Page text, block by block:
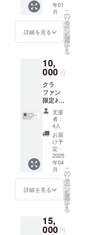
様向
け。 感
謝の気
持ちを
込め
メッ
セージ
をお送
りしま
す。 ※
このリ
ターン
は3000
円と
30000
円のリ
ターン
と同じ
内容に
なりま
す。
年01
月
詳細を見る
こ
の
リ
タ
ー
ン
を
選
択
す
る
10,
000 円
クラ
ファン
限定♪
関ヶ原
でのお
着換え
場所提
供＋お
荷物お
預かり
サービ
スが11
回受け
られる
ご利用
関ヶ原
へお越
支援
者：
4人
お届
け予
定：
2025
年04
月
詳細を見る
こ
の
リ
タ
ー
ン
を
選
択
す
る
15,
000 円